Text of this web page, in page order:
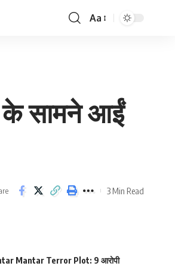
Font
Aa
के सामने आईं
3 Min Read
Mantar Terror Plot: 9 आरोपी